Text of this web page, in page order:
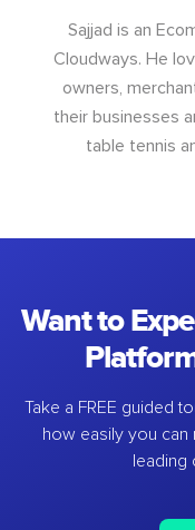
Sajjad is an
Cloudways. He
owners,
their businesses
table tennis
Want to
Take a FREE guided
how easily you can
leading